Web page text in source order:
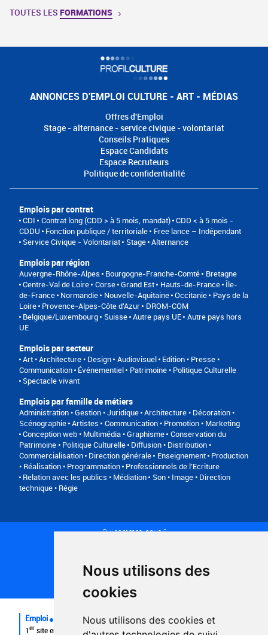
Nous utilisons des
cookies
Nous utilisons des cookies et
TOUTES LES FORMATIONS
ANNONCES D'EMPLOI CULTURE - ART - MÉDIAS
Offres d'Emploi
Stage - alternance - service civique - volontariat
Conseils Pratiques
Espace Candidats
Espace Recruteurs
Politique de confidentialité
Emplois par contrat
CDI Contrat long (CDD > à 5 mois, mandat) CDD < à 5 mois -
CDDU
Fonction publique / territoriale
Free lance – Indépendant
Service Civique - Volontariat
Stage Alternance
Emplois par région
Auvergne-Rhône-Alpes Bourgogne-Franche-Comté
Bretagne
Centre-Val de Loire Corse Grand Est Hauts-de-France Île-
de-France Normandie Nouvelle-Aquitaine Occitanie
Pays de la
Loire Provence-Alpes-Côte d'Azur
DROM-COM
Belgique/Luxembourg
Suisse Autre pays UE Autre pays hors
UE
Emplois par secteur
Art • Architecture • Design Audiovisuel Edition • Presse •
Communication Événementiel
Patrimoine • Politique Culturelle
Spectacle vivant
Emplois par famille de métiers
Administration • Gestion • Juridique Architecture • Décoration •
Scénographie Artistes
Communication • Promotion • Marketing
Conception web • Multimédia • Graphisme Conservation du
Patrimoine • Politique Culturelle Diffusion • Distribution •
Commercialisation Direction générale Enseignement Production
• Réalisation • Programmation Professionnels de l’Ecriture
Relation avec les publics • Médiation
Son • Image • Direction
technique • Régie
Qui sommes-nous ?
Plan du site
FAQ recruteurs
FAQ
Emploi
1er site emploi du secteur culturel 784.000 visites et 230.000